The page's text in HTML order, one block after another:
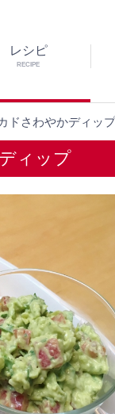
レシピ
RECIPE
ドさわやかディッ
ィップ